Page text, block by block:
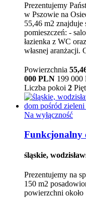
Prezentujemy
w Pszowie na
55,46 m2 znajduje
pomieszczeń: -
łazienka z WC
własnej aranżacji.
Powierzchnia
000 PLN 199 000
Liczba pokoi 2
Na wyłączność
Funkcjonalny
śląskie,
Prezentujemy na
150 m2
powierzchni